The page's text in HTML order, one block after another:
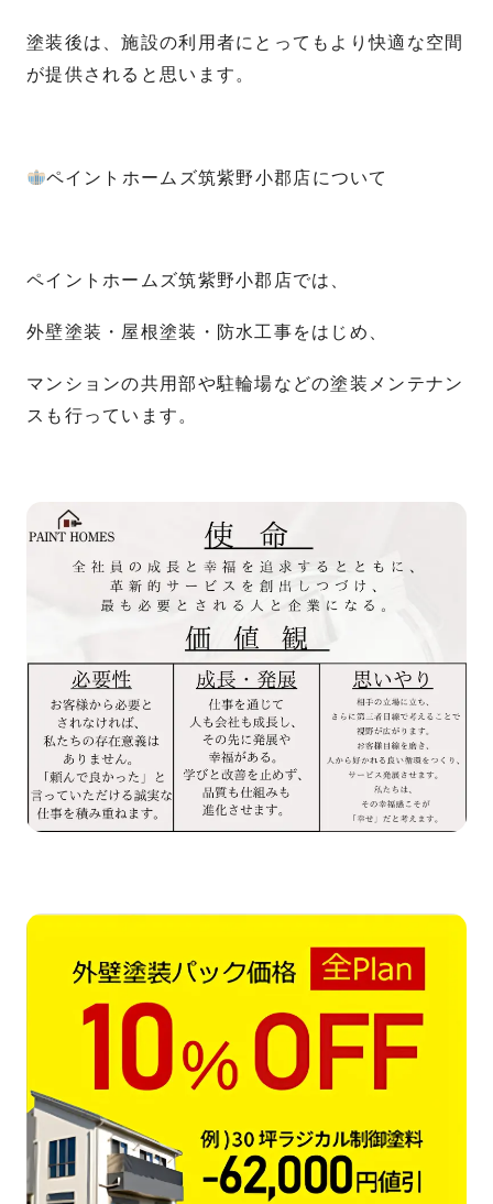
塗装後は、施設の利用者にとってもより快適な空間
が提供されると思います。
ペイントホームズ筑紫野小郡店について
ペイントホームズ筑紫野小郡店では、
外壁塗装・屋根塗装・防水工事をはじめ、
マンションの共用部や駐輪場などの塗装メンテナン
スも行っています。